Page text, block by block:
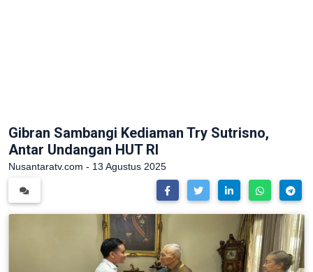
Gibran Sambangi Kediaman Try Sutrisno,
Antar Undangan HUT RI
Nusantaratv.com - 13 Agustus 2025